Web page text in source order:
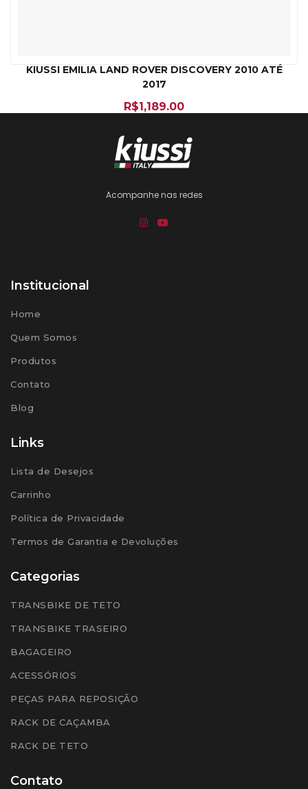
KIUSSI EMILIA LAND ROVER DISCOVERY 2010 ATÉ
2017
R$1,189.00
Acompanhe nas redes
Institucional
Home
Quem Somos
Produtos
Contato
Blog
Links
Lista de Desejos
Carrinho
Política de Privacidade
Termos de Garantia e Devoluções
Categorias
TRANSBIKE DE TETO
TRANSBIKE TRASEIRO
BAGAGEIRO
ACESSÓRIOS
PEÇAS PARA REPOSIÇÃO
RACK DE CAÇAMBA
RACK DE TETO
Contato